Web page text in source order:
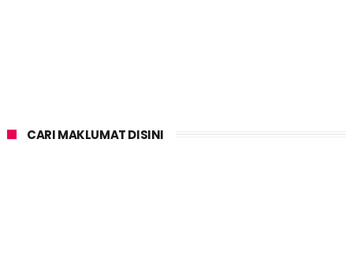
CARI MAKLUMAT DISINI